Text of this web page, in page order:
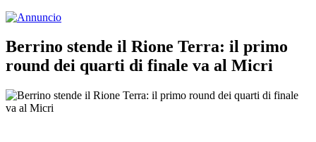
Berrino stende il Rione Terra: il primo
round dei quarti di finale va al Micri